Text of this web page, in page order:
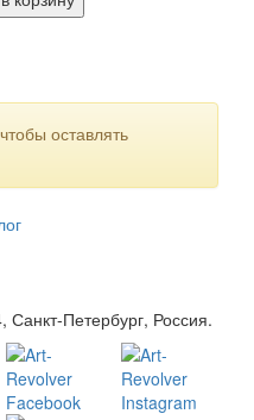
оставлять
Петербург, Россия.